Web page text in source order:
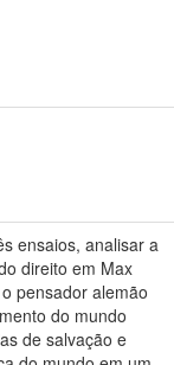
ensaios, analisar a
direito em Max
pensador alemão
do mundo
de salvação e